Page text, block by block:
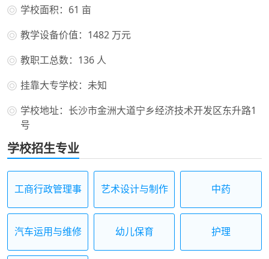
学校面积：61 亩
教学设备价值：1482 万元
教职工总数：136 人
挂靠大专学校：未知
学校地址：长沙市金洲大道宁乡经济技术开发区东升路1
号
学校招生专业
工商行政管理事
艺术设计与制作 中药
汽车运用与维修 幼儿保育 护理